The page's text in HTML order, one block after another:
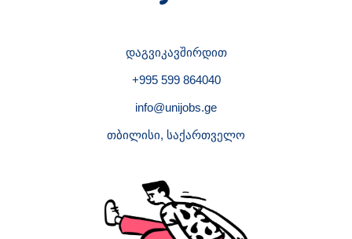
დაგვიკავშირდით
+995 599 864040
info@unijobs.ge
თბილისი, საქართველო